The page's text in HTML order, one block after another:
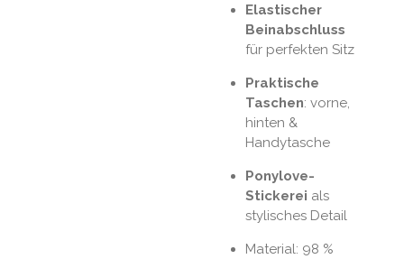
Elastischer
Beinabschluss
für perfekten Sitz
Praktische
Taschen: vorne,
hinten &
Handytasche
Ponylove-
Stickerei als
stylisches Detail
Material: 98 %